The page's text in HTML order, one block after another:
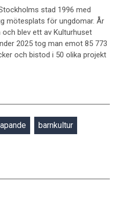
stad 1996 med
mötesplats för ungdomar. År
blev ett av Kulturhuset
2025 tog man emot 85 773
och bistod i 50 olika projekt
barnkultur